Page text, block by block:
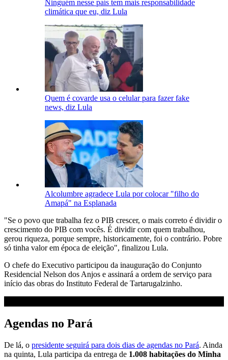
Ninguém nesse país tem mais responsabilidade
climática que eu, diz Lula
Quem é covarde usa o celular para fazer fake
news, diz Lula
Alcolumbre agradece Lula por colocar "filho do
Amapá" na Esplanada
"Se o povo que trabalha fez o PIB crescer, o mais correto é dividir o
crescimento do PIB com vocês. É dividir com quem trabalhou,
gerou riqueza, porque sempre, historicamente, foi o contrário. Pobre
só tinha valor em época de eleição", finalizou Lula.
O chefe do Executivo participou da inauguração do Conjunto
Residencial Nelson dos Anjos e assinará a ordem de serviço para
início das obras do Instituto Federal de Tartarugalzinho.
Agendas no Pará
De lá, o presidente seguirá para dois dias de agendas no Pará. Ainda
na quinta, Lula participa da entrega de 1.008 habitações do Minha